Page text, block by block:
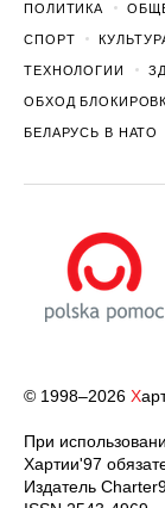
ПОЛИТИКА
СПОРТ
ТЕХНОЛОГИИ
ОБХОД
БЕЛАРУСЬ В НАТО
© 1998–2026 Х
При
Хартии'97
Издатель